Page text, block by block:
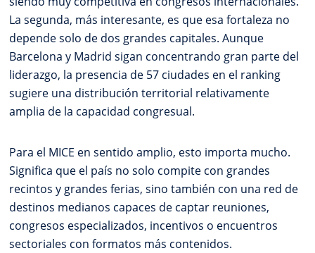
La segunda, más interesante, es que esa fortaleza no
depende solo de dos grandes capitales. Aunque
Barcelona y Madrid sigan concentrando gran parte del
liderazgo, la presencia de 57 ciudades en el ranking
sugiere una distribución territorial relativamente
amplia de la capacidad congresual.
Para el MICE en sentido amplio, esto importa mucho.
Significa que el país no solo compite con grandes
recintos y grandes ferias, sino también con una red de
destinos medianos capaces de captar reuniones,
congresos especializados, incentivos o encuentros
sectoriales con formatos más contenidos.